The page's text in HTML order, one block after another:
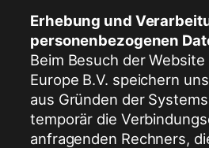
Erhebung und
personenbezogenen
Beim Besuch der Website
Europe B.V. speichern
aus Gründen der
temporär die
anfragenden Rechners,